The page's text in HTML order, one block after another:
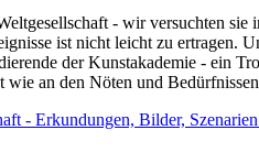
- wir versuchten
ist nicht leicht zu ertragen.
der Kunstakademie - ein
an den Nöten und
- Erkundungen, Bilder,